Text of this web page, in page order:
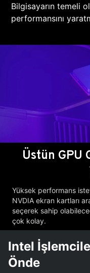
Bilgisayarın temeli
performansını
Üstün GPU
Yüksek performans
NVDIA ekran kartları
seçerek sahip
çok kolay.
Intel
Önde